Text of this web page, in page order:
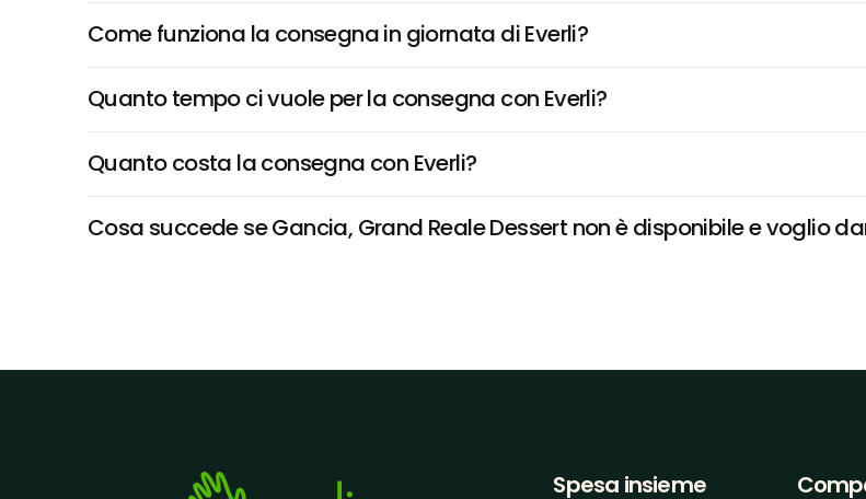
Come funziona la consegna in giornata di Everli?
Quanto tempo ci vuole per la consegna con Everli?
Quanto costa la consegna con Everli?
Cosa succede se Gancia, Grand Reale Dessert non è disponibile e voglio
Spesa insieme